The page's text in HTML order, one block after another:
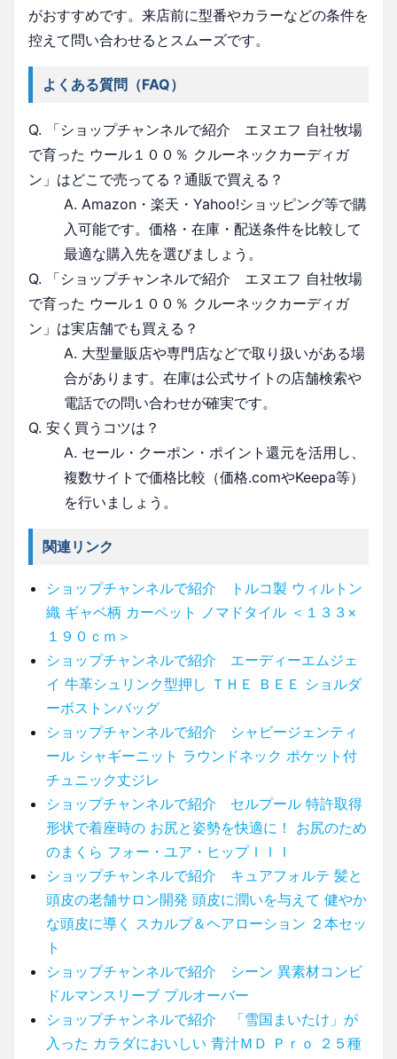
がおすすめです。来店前に型番やカラーなどの条件を
控えて問い合わせるとスムーズです。
よくある質問（FAQ）
Q. 「ショップチャンネルで紹介 エヌエフ 自社牧場
で育った ウール１００％ クルーネックカーディガ
ン」はどこで売ってる？通販で買える？
A. Amazon・楽天・Yahoo!ショッピング等で購
入可能です。価格・在庫・配送条件を比較して
最適な購入先を選びましょう。
Q. 「ショップチャンネルで紹介 エヌエフ 自社牧場
で育った ウール１００％ クルーネックカーディガ
ン」は実店舗でも買える？
A. 大型量販店や専門店などで取り扱いがある場
合があります。在庫は公式サイトの店舗検索や
電話での問い合わせが確実です。
Q. 安く買うコツは？
A. セール・クーポン・ポイント還元を活用し、
複数サイトで価格比較（価格.comやKeepa等）
を行いましょう。
関連リンク
ショップチャンネルで紹介 トルコ製 ウィルトン
織 ギャベ柄 カーペット ノマドタイル ＜１３３×
１９０ｃｍ＞
ショップチャンネルで紹介 エーディーエムジェ
イ 牛革シュリンク型押し ＴＨＥ ＢＥＥ ショルダ
ーボストンバッグ
ショップチャンネルで紹介 シャビージェンティ
ール シャギーニット ラウンドネック ポケット付
チュニック丈ジレ
ショップチャンネルで紹介 セルプール 特許取得
形状で着座時の お尻と姿勢を快適に！ お尻のため
のまくら フォー・ユア・ヒップＩＩＩ
ショップチャンネルで紹介 キュアフォルテ 髪と
頭皮の老舗サロン開発 頭皮に潤いを与えて 健やか
な頭皮に導く スカルプ＆ヘアローション ２本セッ
ト
ショップチャンネルで紹介 シーン 異素材コンビ
ドルマンスリーブ プルオーバー
ショップチャンネルで紹介 「雪国まいたけ」が
入った カラダにおいしい 青汁ＭＤ Ｐｒｏ ２５種